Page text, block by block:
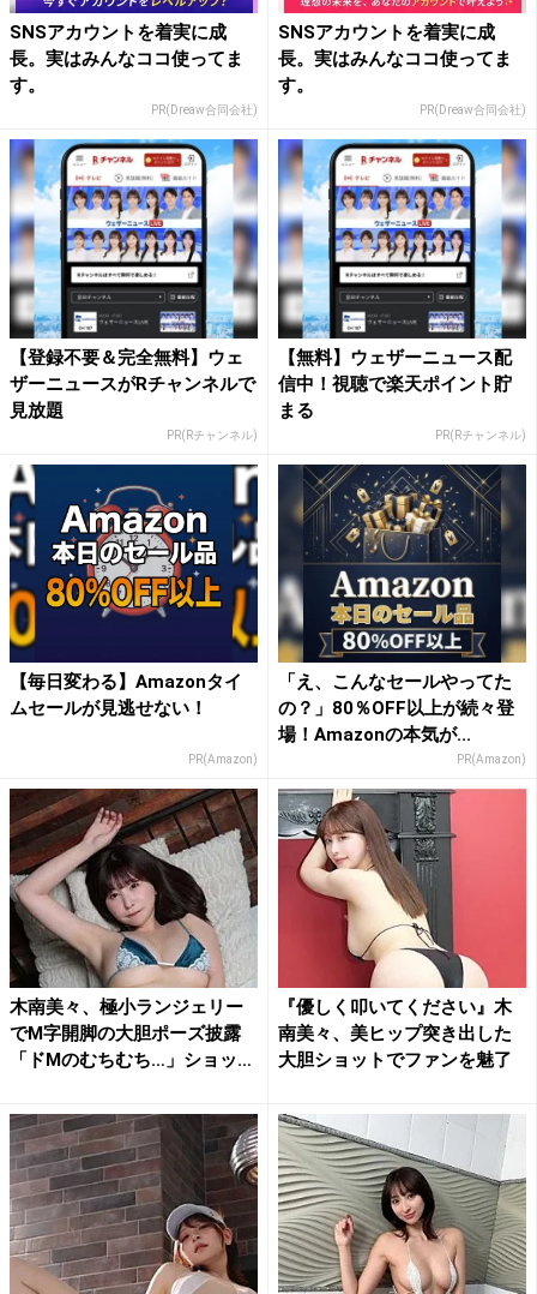
SNSアカウントを着実に成
長。実はみんなココ使ってま
す。
PR(Dreaw合同会社)
SNSアカウントを着実に成
長。実はみんなココ使ってま
す。
PR(Dreaw合同会社)
【登録不要＆完全無料】ウェ
ザーニュースがRチャンネルで
見放題
PR(Rチャンネル)
【無料】ウェザーニュース配
信中！視聴で楽天ポイント貯
まる
PR(Rチャンネル)
【毎日変わる】Amazonタイ
ムセールが見逃せない！
PR(Amazon)
「え、こんなセールやってた
の？」80％OFF以上が続々登
場！Amazonの本気が...
PR(Amazon)
木南美々、極小ランジェリー
でM字開脚の大胆ポーズ披露
「ドMのむちむち…」ショッ
『優しく叩いてください』木
南美々、美ヒップ突き出した
大胆ショットでファンを魅了